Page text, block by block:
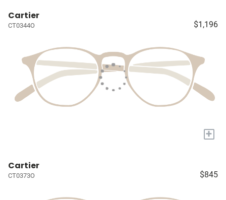
Cartier
CT0344O $1,196
+
Cartier
CT0373O $845